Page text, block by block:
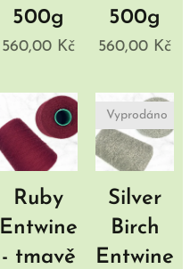
500g
560,00 Kč
500g
560,00 Kč
Ruby
Entwine
- tmavě
Silver
Birch
Entwine
Vyprodáno